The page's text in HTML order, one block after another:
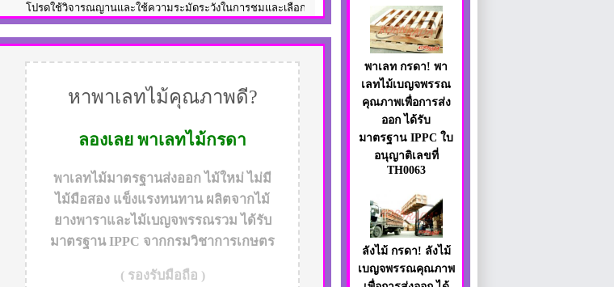
โปรดใช้วิจารณญานและใช้ความระมัดระวังในการชมและเลือกซื้อสินค้าบริการบางประเภท เช่น สินค้าทางด้านกายภาพสำหรับผู้ชายผู้หญิ
หาพาเลทไม้คุณภาพดี?
ลองเลย พาเลทไม้กรดา
พาเลทไม้มาตรฐานส่งออก ไม้ใหม่ ไม่มี
ไม้มือสอง แข็งแรงทนทาน ผลิตจากไม้
ยางพาราและไม้เบญจพรรณรวม ได้รับ
มาตรฐาน IPPC จากกรมวิชาการเกษตร
( รองรับมือถือ )
พาเลท กรดา! พา
เลทไม้เบญจพรรณ
คุณภาพเพื่อการส่ง
ออก ได้รับ
มาตรฐาน IPPC ใบ
อนุญาติเลขที่
TH0063
ลังไม้ กรดา! ลังไม้
เบญจพรรณคุณภาพ